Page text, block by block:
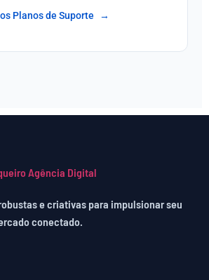
Planos de Suporte
e criativas para impulsionar seu
conectado.